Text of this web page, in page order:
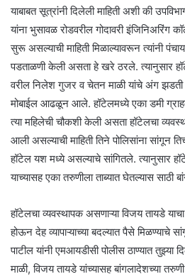
याबाबत सूत्रांनी दिलेली माहिती अशी की
यांना भुसावळ रोडवरील गोदावरी
सुरू असल्याची माहिती मिळाल्यावरून त्यांनी
पडताळणी केली असता हे खरे ठरले. त्यानुसार
वरील निलेश गुजर व चेतन माळी यांचे अंग
मोबाईल आढळून आले. हॉटेलमध्ये एका डमी
त्या महिलेची चौकशी केली असता हॉटेलचा
आली असल्याची माहिती तिने पोलिसांना सांगून
हॉटेल यश मध्ये असल्याचे सांगितले. त्यानुसार
याच्यासह एका तरुणीला ताब्यात घेतल्यास
हॉटेलचा व्यवस्थापक असणाऱ्या विजय तायडे
होऊन देह व्यापाऱ्याच्या बदल्यात पैसे मिळण्याचे
पाटील यांनी एमआयडीसी पोलीस ठाण्यात
माळी, विजय तायडे यांच्यासह बांगलादेशच्या